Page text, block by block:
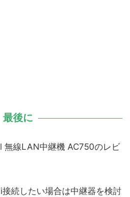
最後に
無線LAN中継機 AC750のレビ
続したい場合は中継器を検討